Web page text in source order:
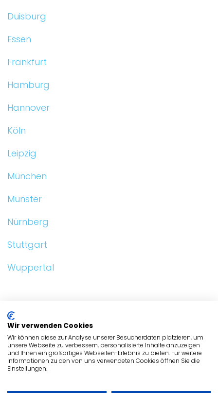
Duisburg
Essen
Frankfurt
Hamburg
Hannover
Köln
Leipzig
München
Münster
Nürnberg
Stuttgart
Wuppertal
ALLGEMEIN
HUNDEFRISEURE
HUNDEFRISEURE
Wir verwenden Cookies
Wir können diese zur Analyse unserer Besucherdaten platzieren, um
unsere Webseite zu verbessern, personalisierte Inhalte anzuzeigen
und Ihnen ein großartiges Webseiten-Erlebnis zu bieten. Für weitere
Informationen zu den von uns verwendeten Cookies öffnen Sie die
Einstellungen.